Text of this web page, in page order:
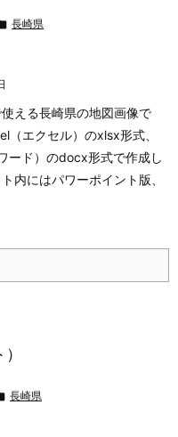
長崎県
える長崎県の地図画像で
（エクセル）のxlsx形式、
ード）のdocx形式で作成し
内にはパワーポイント版、
長崎県